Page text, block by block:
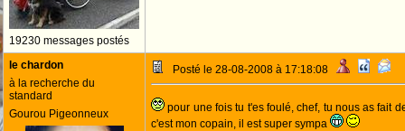
19230 messages postés
le chardon
à la recherche du
standard
Gourou Pigeonneux
Posté le 28-08-2008 à 17:18:08
pour une fois tu t'es foulé, chef, tu nous as fait
c'est mon copain, il est super sympa